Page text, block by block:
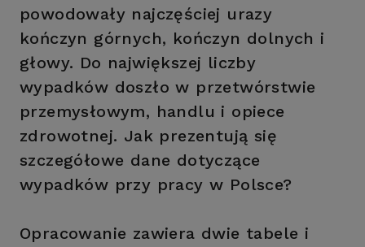
powodowały najczęściej urazy
kończyn górnych, kończyn dolnych i
głowy. Do największej liczby
wypadków doszło w przetwórstwie
przemysłowym, handlu i opiece
zdrowotnej. Jak prezentują się
szczegółowe dane dotyczące
wypadków przy pracy w Polsce?
Opracowanie zawiera dwie tabele i